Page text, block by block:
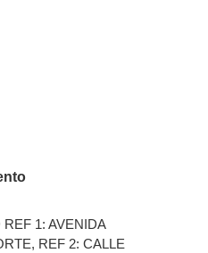
1: AVENIDA
REF 2: CALLE